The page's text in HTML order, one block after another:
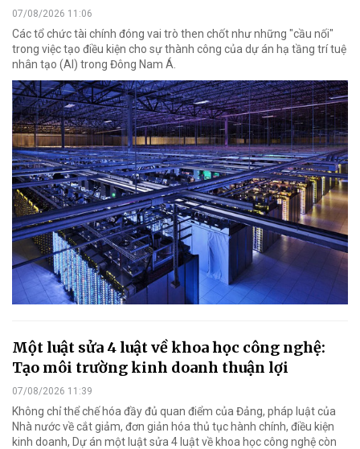
07/08/2026 11:06
Các tổ chức tài chính đóng vai trò then chốt như những "cầu nối"
trong việc tạo điều kiện cho sự thành công của dự án hạ tầng trí tuệ
nhân tạo (AI) trong Đông Nam Á.
Một luật sửa 4 luật về khoa học công nghệ:
Tạo môi trường kinh doanh thuận lợi
07/08/2026 11:39
Không chỉ thể chế hóa đầy đủ quan điểm của Đảng, pháp luật của
Nhà nước về cắt giảm, đơn giản hóa thủ tục hành chính, điều kiện
kinh doanh, Dự án một luật sửa 4 luật về khoa học công nghệ còn